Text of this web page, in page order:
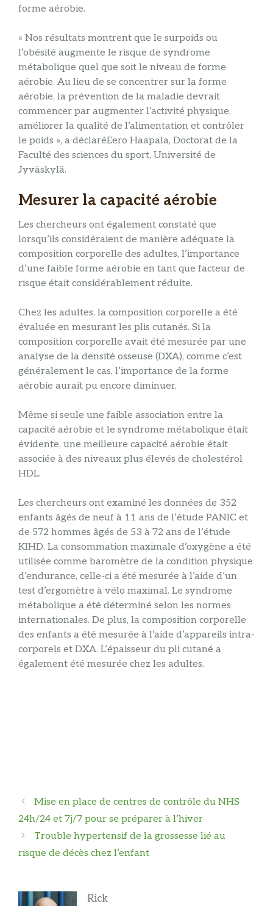
forme aérobie.
« Nos résultats montrent que le surpoids ou
l’obésité augmente le risque de syndrome
métabolique quel que soit le niveau de forme
aérobie. Au lieu de se concentrer sur la forme
aérobie, la prévention de la maladie devrait
commencer par augmenter l’activité physique,
améliorer la qualité de l’alimentation et contrôler
le poids », a déclaréEero Haapala, Doctorat de la
Faculté des sciences du sport, Université de
Jyväskylä.
Mesurer la capacité aérobie
Les chercheurs ont également constaté que
lorsqu’ils considéraient de manière adéquate la
composition corporelle des adultes, l’importance
d’une faible forme aérobie en tant que facteur de
risque était considérablement réduite.
Chez les adultes, la composition corporelle a été
évaluée en mesurant les plis cutanés. Si la
composition corporelle avait été mesurée par une
analyse de la densité osseuse (DXA), comme c’est
généralement le cas, l’importance de la forme
aérobie aurait pu encore diminuer.
Même si seule une faible association entre la
capacité aérobie et le syndrome métabolique était
évidente, une meilleure capacité aérobie était
associée à des niveaux plus élevés de cholestérol
HDL.
Les chercheurs ont examiné les données de 352
enfants âgés de neuf à 11 ans de l’étude PANIC et
de 572 hommes âgés de 53 à 72 ans de l’étude
KIHD. La consommation maximale d’oxygène a été
utilisée comme baromètre de la condition physique
d’endurance, celle-ci a été mesurée à l’aide d’un
test d’ergomètre à vélo maximal. Le syndrome
métabolique a été déterminé selon les normes
internationales. De plus, la composition corporelle
des enfants a été mesurée à l’aide d’appareils intra-
corporels et DXA. L’épaisseur du pli cutané a
également été mesurée chez les adultes.
Navigation
des
articles
Mise en place de centres de contrôle du NHS
24h/24 et 7j/7 pour se préparer à l’hiver
Trouble hypertensif de la grossesse lié au
risque de décès chez l’enfant
Rick